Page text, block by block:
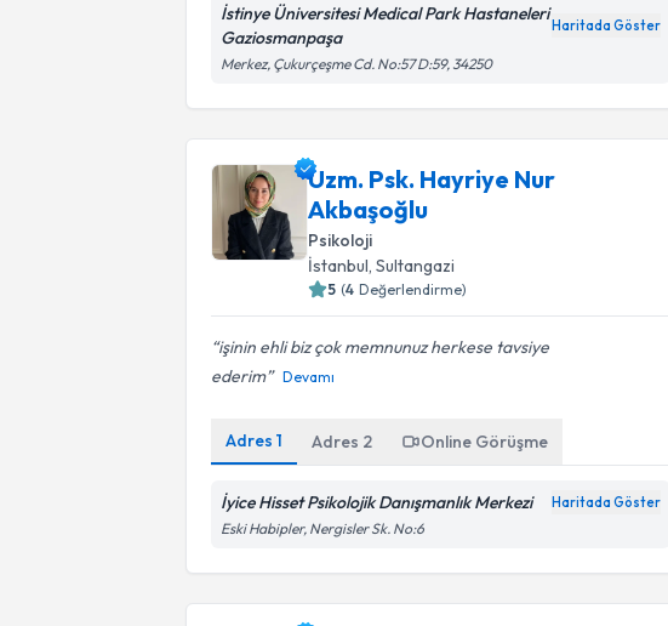
İstinye Üniversitesi Medical Park Hastaneleri
Gaziosmanpaşa
Haritada Göster
Merkez, Çukurçeşme Cd. No:57 D:59, 34250
Uzm. Psk. Hayriye Nur
Akbaşoğlu
Psikoloji
İstanbul , Sultangazi
5 (4 Değerlendirme)
işinin ehli biz çok memnunuz herkese tavsiye
ederim
Devamı
Adres1 Adres 2 Online Görüşme
İyice Hisset Psikolojik Danışmanlık Merkezi Haritada Göster
Eski Habipler, Nergisler Sk. No:6